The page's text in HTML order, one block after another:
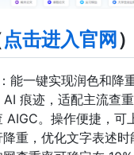
点击进入官网 ）
：能一键实现润色和降
痕迹，适配主流查
AIGC。操作便捷，可
重，优化文字表述